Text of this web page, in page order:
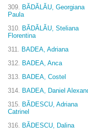
309. BĂDĂLĂU, Georgiana
Paula
310. BĂDĂLĂU, Steliana
Florentina
311. BADEA, Adriana
312. BADEA, Anca
313. BADEA, Costel
314. BADEA, Daniel
315. BĂDESCU, Adriana
Catrinel
316. BĂDESCU, Dalina